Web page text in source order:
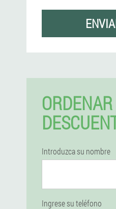
Introduzca su nombre
Ingrese su teléfono